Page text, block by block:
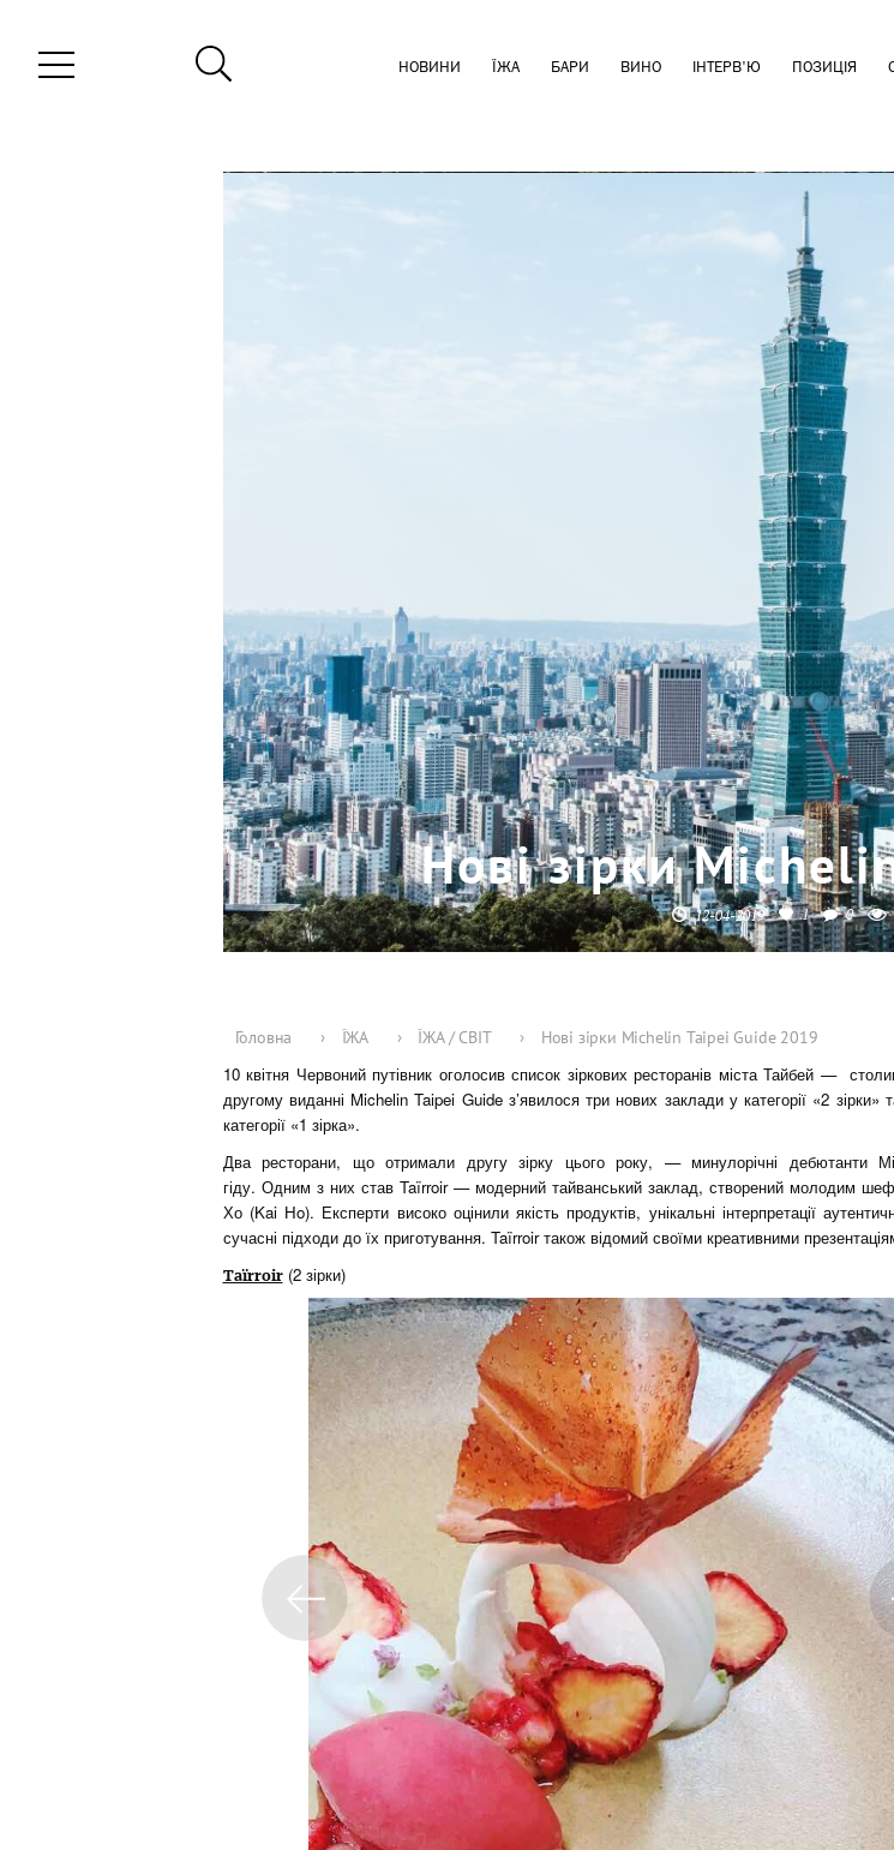
НОВИНИ ЇЖА БАРИ ВИНО ІНТЕРВ'Ю ПОЗИЦІЯ
Нові зірки
12-04-2019 1 0
Головна › ЇЖА › ЇЖА / СВІТ › Нові зірки Michelin Taipei Guide 2019
10 квітня Червоний путівник оголосив список зіркових ресторанів міста Тайбей —
другому виданні Michelin Taipei Guide з’явилося три нових заклади у категорії «2
категорії «1 зірка».
Два ресторани, що отримали другу зірку цього року, — минулорічні дебютанти
гіду. Одним з них став Taïrroir — модерний тайванський заклад, створений молодим
Хо (Kai Ho). Експерти високо оцінили якість продуктів, унікальні інтерпретації
сучасні підходи до їх приготування. Taïrroir також відомий своїми креативними
Taïrroir (2 зірки)